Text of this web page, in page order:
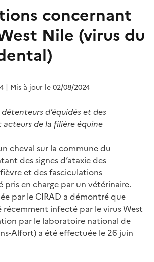
concernant
Nile (virus du
| Mis à jour le 02/08/2024
d’équidés et des
de la filière équine
cheval sur la commune du
des signes d’ataxie des
et des fasciculations
pris en charge par un vétérinaire.
par le CIRAD a démontré que
récemment infecté par le virus West
par le laboratoire national de
Alfort) a été effectuée le 26 juin